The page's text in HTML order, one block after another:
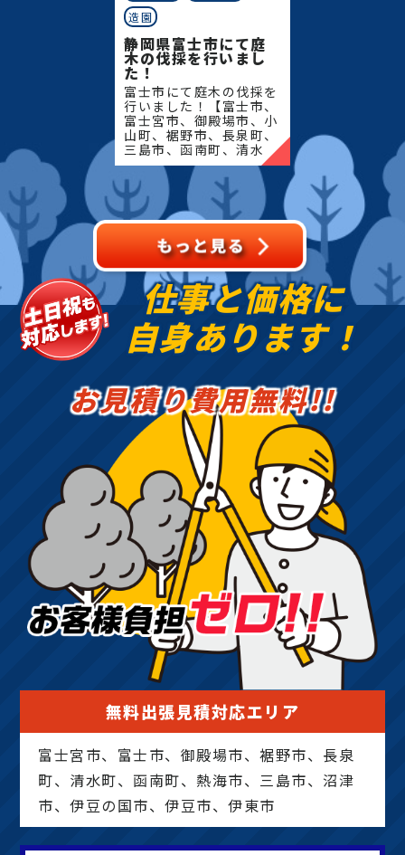
造園
静岡県富士市にて庭
木の伐採を行いまし
た！
富士市にて庭木の伐採を
行いました！【富士市、
富士宮市、御殿場市、小
山町、裾野市、長泉町、
三島市、函南町、清水
町、沼津市、熱海市、伊
豆の国市、伊豆市、伊東
市、東伊豆町、西伊豆
町、河津町、松崎町、下
田市、
仕事と価格に
自身あります！
お見積り費用無料!!
無料出張見積対応エリア
富士宮市、富士市、御殿場市、裾野市、長泉
町、清水町、函南町、熱海市、三島市、沼津
市、伊豆の国市、伊豆市、伊東市